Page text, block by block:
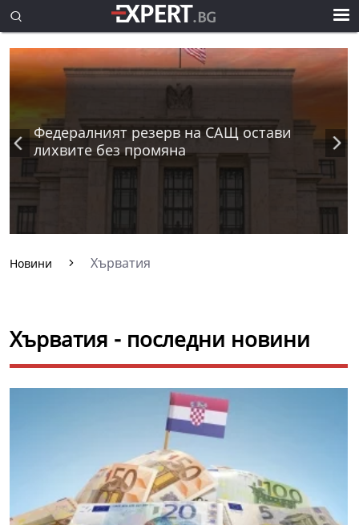
Федералният резерв на САЩ остави
лихвите без промяна
Новини Хърватия
Хърватия - последни новини